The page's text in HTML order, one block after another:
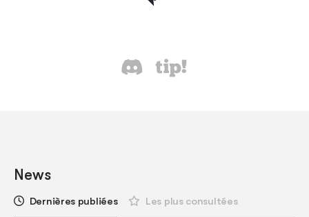
News
Dernières publiées Les plus consultées